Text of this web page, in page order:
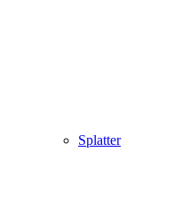
Splatter